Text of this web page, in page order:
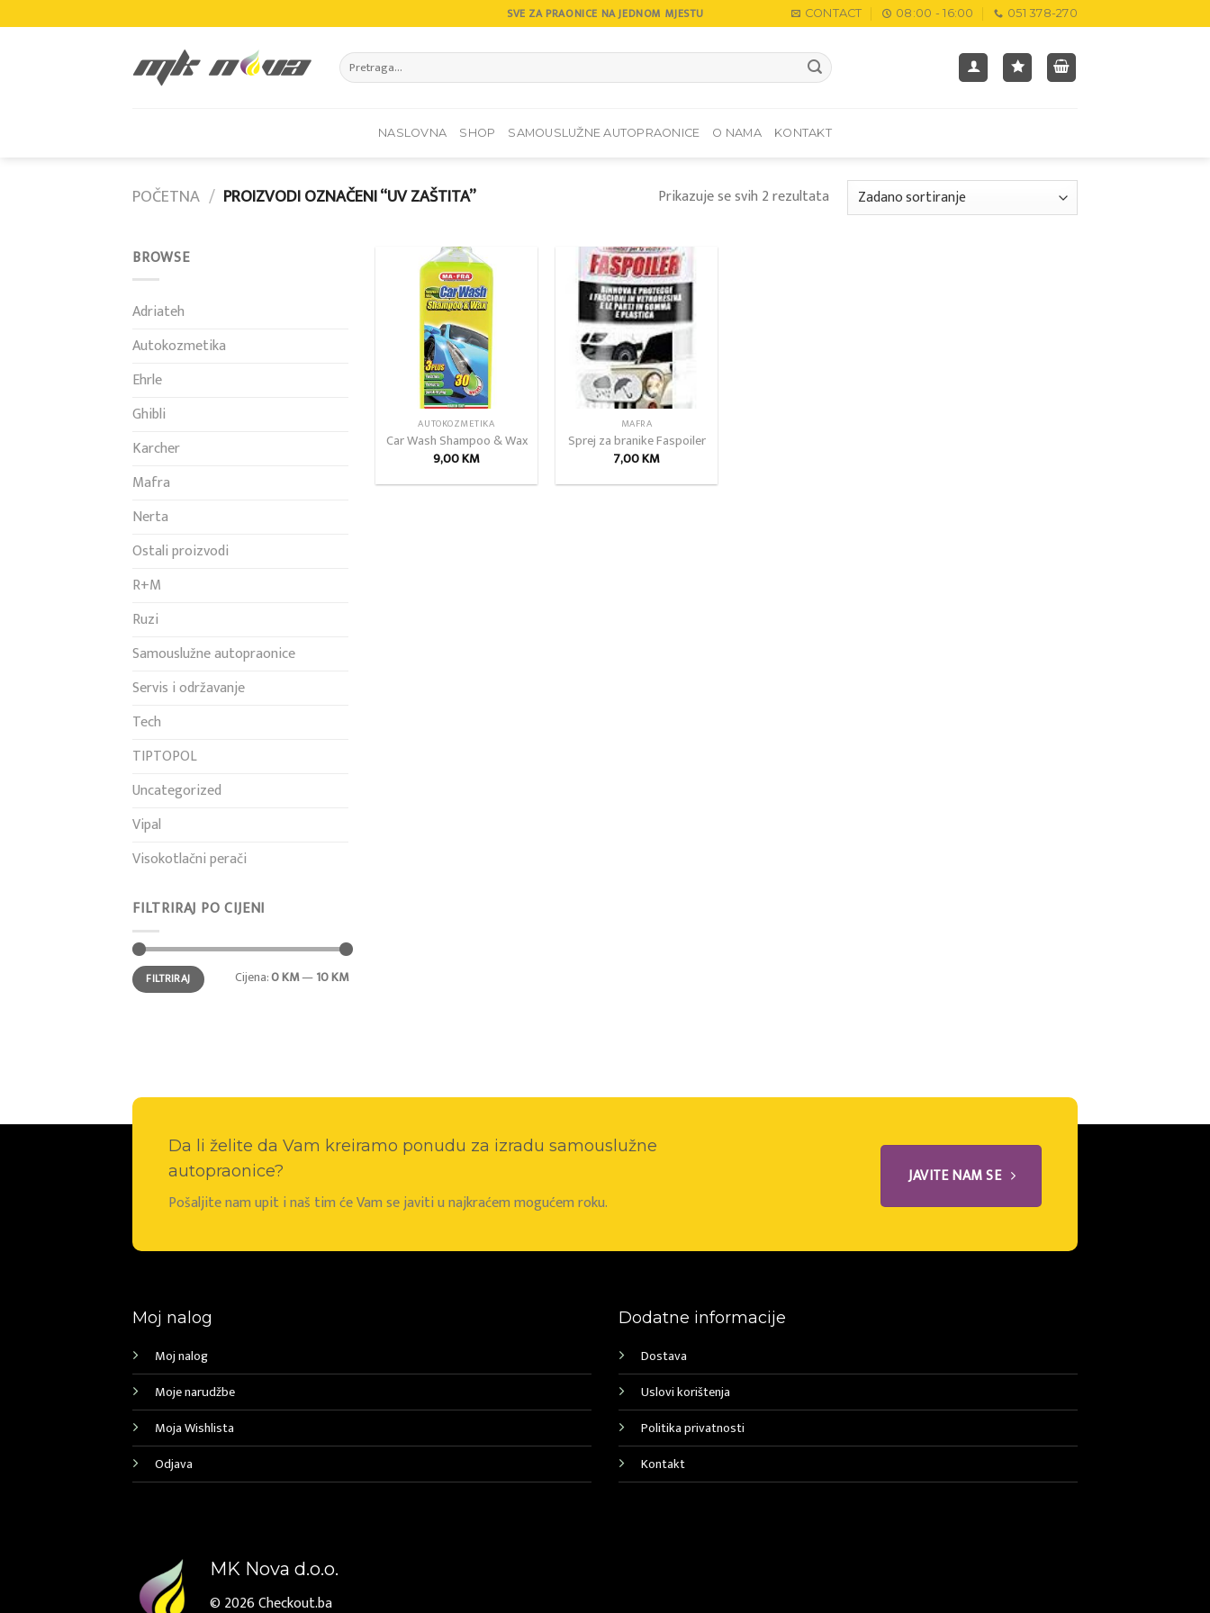
to
SVE ZA PRAONICE NA JEDNOM MJESTU CONTACT 08:00 - 16:00 051 378-270
Pretraži:
NASLOVNA SHOP SAMOUSLUŽNE AUTOPRAONICE O NAMA KONTAKT
POČETNA / PROIZVODI OZNAČENI “UV ZAŠTITA” Prikazuje se svih 2 rezultata
BROWSE
Adriateh
Autokozmetika
Ehrle
Ghibli
Karcher
Mafra
Nerta
Ostali proizvodi
R+M
Ruzi
Samouslužne autopraonice
Servis i održavanje
Tech
TIPTOPOL
Uncategorized
Vipal
Visokotlačni perači
FILTRIRAJ PO CIJENI
Min
cijena
Maks
cijenaFILTRIRAJ Cijena:0 KM—10 KM
AUTOKOZMETIKA
Car Wash Shampoo & Wax
9,00KM
Add to
wishlist
MAFRA
Sprej za branike Faspoiler
7,00KM
Da li želite da Vam kreiramo ponudu za izradu samouslužne
autopraonice?
Pošaljite nam upit i naš tim će Vam se javiti u najkraćem mogućem roku.
JAVITE NAM SE
Moj nalog
Moj nalog
Moje narudžbe
Moja Wishlista
Odjava
Dodatne informacije
Dostava
Uslovi korištenja
Politika privatnosti
Kontakt
MK Nova d.o.o.
© 2026Checkout.ba